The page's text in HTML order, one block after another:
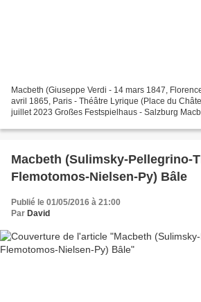
Macbeth (Giuseppe Verdi - 14 mars 1847,
avril 1865, Paris - Théâtre Lyrique (Place du
juillet 2023 Großes Festspielhaus - Salzburg
Macbeth (Sulimsky-Pellegrino-
Flemotomos-Nielsen-Py) Bâle
Publié le 01/05/2016 à 21:00
Par David